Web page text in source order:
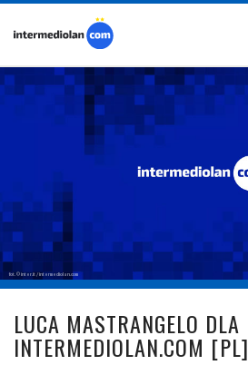
fot. © inter.it / intermediolan.com
LUCA MASTRANGELO DLA
INTERMEDIOLAN.COM [PL]